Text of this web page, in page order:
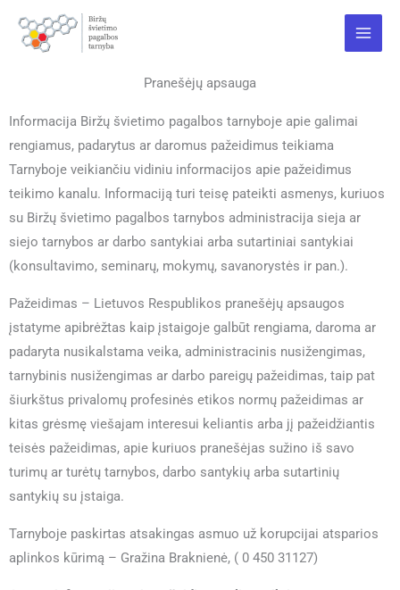
Main
Menu
Pranešėjų apsauga
Informacija Biržų švietimo pagalbos tarnyboje apie galimai
rengiamus, padarytus ar daromus pažeidimus teikiama
Tarnyboje veikiančiu vidiniu informacijos apie pažeidimus
teikimo kanalu. Informaciją turi teisę pateikti asmenys, kuriuos
su Biržų švietimo pagalbos tarnybos administracija sieja ar
siejo tarnybos ar darbo santykiai arba sutartiniai santykiai
(konsultavimo, seminarų, mokymų, savanorystės ir pan.).
Pažeidimas – Lietuvos Respublikos pranešėjų apsaugos
įstatyme apibrėžtas kaip įstaigoje galbūt rengiama, daroma ar
padaryta nusikalstama veika, administracinis nusižengimas,
tarnybinis nusižengimas ar darbo pareigų pažeidimas, taip pat
šiurkštus privalomų profesinės etikos normų pažeidimas ar
kitas grėsmę viešajam interesui keliantis arba jį pažeidžiantis
teisės pažeidimas, apie kuriuos pranešėjas sužino iš savo
turimų ar turėtų tarnybos, darbo santykių arba sutartinių
santykių su įstaiga.
Tarnyboje paskirtas atsakingas asmuo už korupcijai atsparios
aplinkos kūrimą – Gražina Braknienė, ( 0 450 31127)